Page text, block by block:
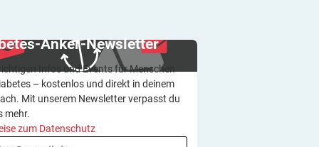
Anker-Newsletter
Infos und Events für Menschen
– kostenlos und direkt in deinem
Mit unserem Newsletter verpasst du
mehr.
zum Datenschutz